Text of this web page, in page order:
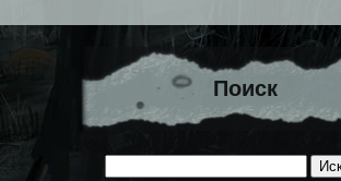
Поиск